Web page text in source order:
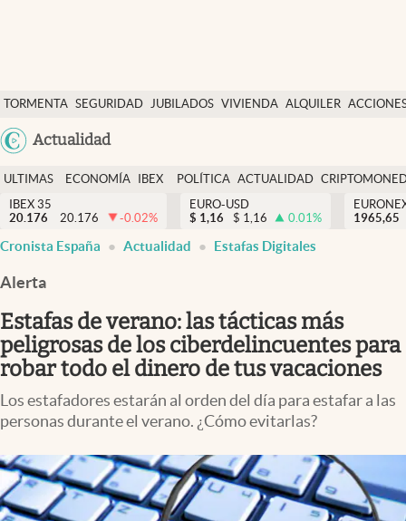
TORMENTA SEGURIDAD JUBILADOS VIVIENDA ALQUILER
USA
Actualidad
Economía y finanzas
Política
Actualidad
Criptomonedas
España
ULTIMAS
NOTICIAS
ECONOMÍA
FINANZAS
IBEX
EURO
POLÍTICA ACTUALIDAD
IBEX 35
20.176
20.176 -0.02%
EURO-USD
$ 1,16 $ 1,16 0.01%
1965,65
Cronista España Actualidad Estafas Digitales
Alerta
Estafas de verano: las tácticas más
peligrosas de los ciberdelincuentes para
robar todo el dinero de tus vacaciones
Los estafadores estarán al orden del día para estafar a las
personas durante el verano. ¿Cómo evitarlas?